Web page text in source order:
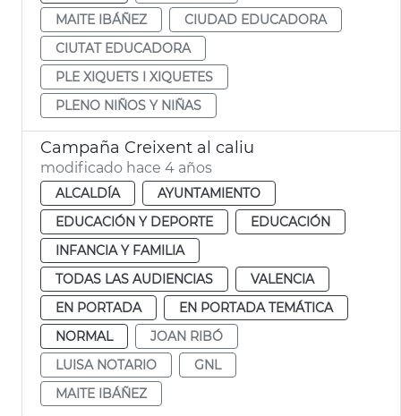
MAITE IBÁÑEZ
CIUDAD EDUCADORA
CIUTAT EDUCADORA
PLE XIQUETS I XIQUETES
PLENO NIÑOS Y NIÑAS
Campaña Creixent al caliu
modificado hace 4 años
ALCALDÍA
AYUNTAMIENTO
EDUCACIÓN Y DEPORTE
EDUCACIÓN
INFANCIA Y FAMILIA
TODAS LAS AUDIENCIAS
VALENCIA
EN PORTADA
EN PORTADA TEMÁTICA
NORMAL
JOAN RIBÓ
LUISA NOTARIO
GNL
MAITE IBÁÑEZ